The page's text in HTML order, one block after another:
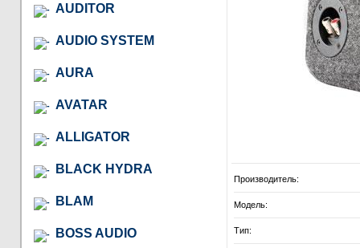
AUDITOR
AUDIO SYSTEM
AURA
AVATAR
ALLIGATOR
BLACK HYDRA
BLAM
BOSS AUDIO
Производитель:
Модель:
Тип: